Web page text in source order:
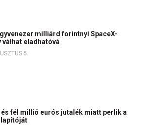
milliárd forintnyi SpaceX-
válhat eladhatóvá
5.
fél millió eurós jutalék miatt perlik a